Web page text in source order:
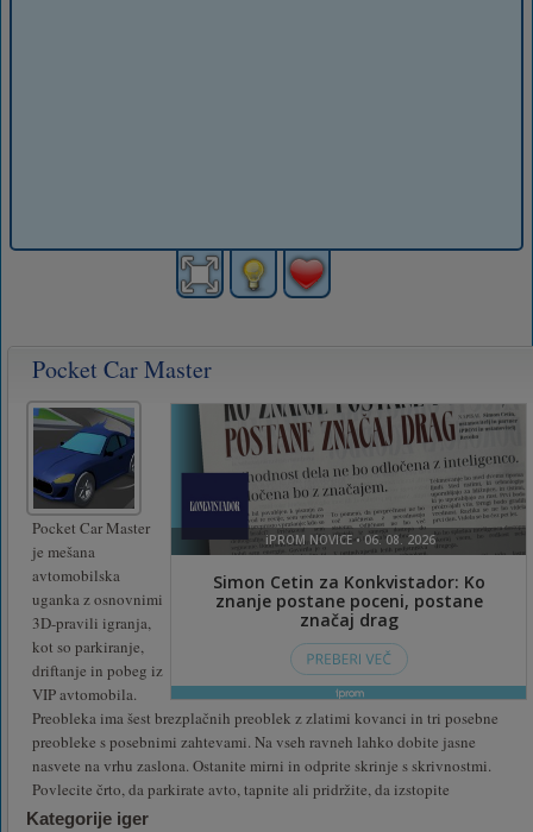
Pocket Car Master
Pocket Car Master
je mešana
avtomobilska
uganka z osnovnimi
3D-pravili igranja,
kot so parkiranje,
driftanje in pobeg iz
VIP avtomobila.
Preobleka ima šest brezplačnih preoblek z zlatimi kovanci in tri posebne
preobleke s posebnimi zahtevami. Na vseh ravneh lahko dobite jasne
nasvete na vrhu zaslona. Ostanite mirni in odprite skrinje s skrivnostmi.
Povlecite črto, da parkirate avto, tapnite ali pridržite, da izstopite
Kategorije iger